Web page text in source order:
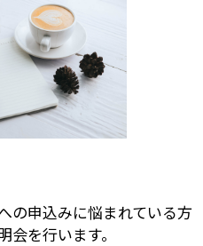
の申込みに悩まれている方
会を行います。